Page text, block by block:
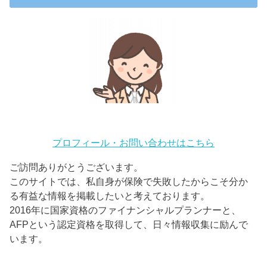
プロフィール・お問い合わせはこちら
ご訪問ありがとうございます。
このサイトでは、私自身が保険で失敗したからこそ分か
る有益な情報を掲載したいと考えております。
2016年に国家資格のファイナンシャルプランナーと、
AFPという認定資格を取得して、日々情報収集に励んで
います。